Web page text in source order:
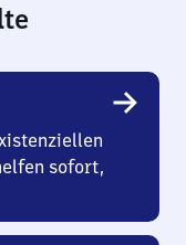
sofort,